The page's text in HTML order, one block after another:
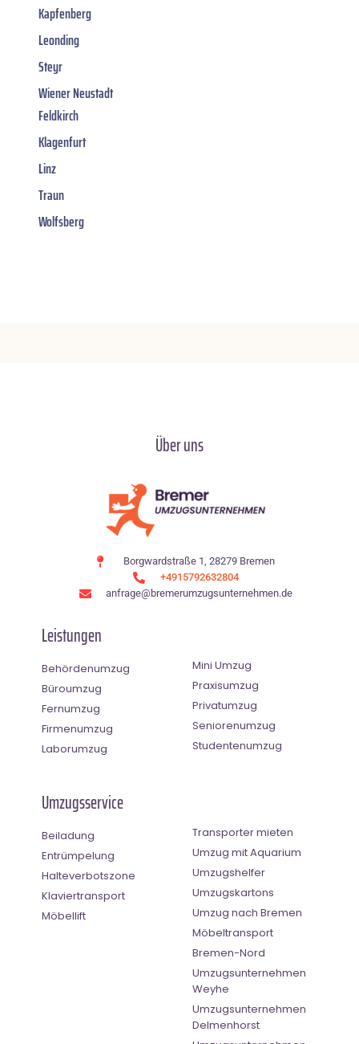
Kapfenberg
Leonding
Steyr
Wiener Neustadt
Feldkirch
Klagenfurt
Linz
Traun
Wolfsberg
Über uns
Borgwardstraße 1, 28279 Bremen
+4915792632804
anfrage@bremerumzugsunternehmen.de
Leistungen
Behördenumzug
Büroumzug
Fernumzug
Firmenumzug
Laborumzug
Mini Umzug
Praxisumzug
Privatumzug
Seniorenumzug
Studentenumzug
Umzugsservice
Beiladung
Entrümpelung
Halteverbotszone
Klaviertransport
Möbellift
Transporter mieten
Umzug mit Aquarium
Umzugshelfer
Umzugskartons
Umzug nach Bremen
Möbeltransport
Bremen-Nord
Umzugsunternehmen
Weyhe
Umzugsunternehmen
Delmenhorst